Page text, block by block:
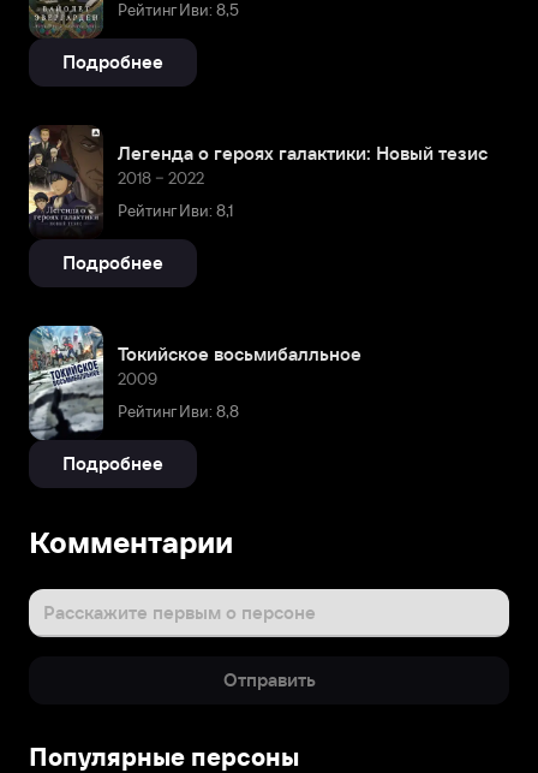
Рейтинг Иви: 8,5
Подробнее
Легенда о героях галактики: Новый тезис
2018 – 2022
Рейтинг Иви: 8,1
Подробнее
Токийское восьмибалльное
2009
Рейтинг Иви: 8,8
Подробнее
Комментарии
Расскажите первым о персоне
Отправить
Популярные персоны